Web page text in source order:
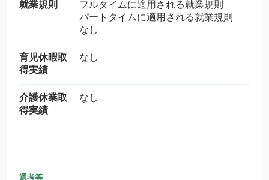
就業規則
フルタイムに適用される就業規則
パートタイムに適用される就業規則
なし
育児休暇取
得実績
なし
介護休業取
得実績
なし
選考等